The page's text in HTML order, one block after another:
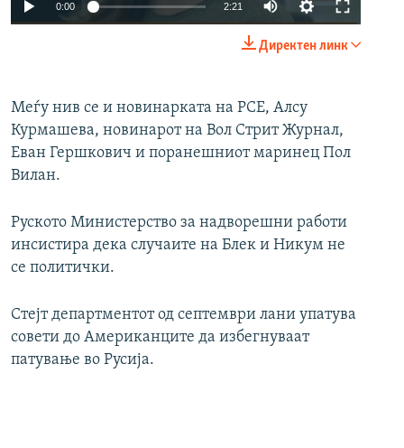
720p 1080p
0:00 2:21
720p
1080p
Директен линк
Меѓу нив се и новинарката на РСЕ, Алсу
Курмашева, новинарот на Вол Стрит Журнал,
Еван Гершкович и поранешниот маринец Пол
Вилан.
Руското Министерство за надворешни работи
инсистира дека случаите на Блек и Никум не
се политички.
Стејт департментот од септември лани упатува
совети до Американците да избегнуваат
патување во Русија.